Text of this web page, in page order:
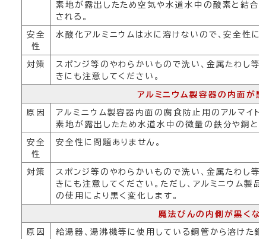
素地が露出したため空気や水道水中の酸素と結合
される。
安全
性
水酸化アルミニウムは水に溶けないので、安全性に
対策
スポンジ等のやわらかいもので洗い、金属たわし等
きにも注意してください。
アルミニウム製容器の内面が
原因
アルミニウム製容器内面の腐食防止用のアルマイト
素地が露出したため水道水中の微量の鉄分や銅と
安全
性
安全性に問題ありません。
対策
スポンジ等のやわらかいもので洗い、金属たわし等
きにも注意してください。ただし、アルミニウム製
の使用により黒く変化します。
魔法びんの内側が黒くな
原因
給湯器、湯沸機等に使用している銅管から溶けた